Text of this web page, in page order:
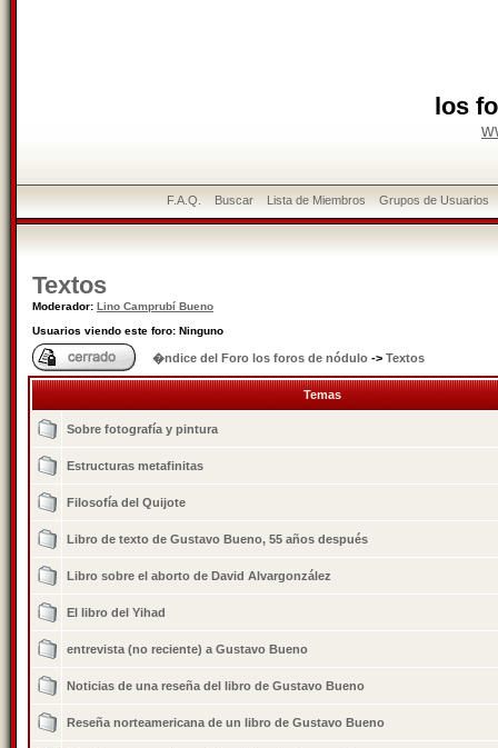
los
F.A.Q. Buscar Lista de Miembros Grupos de Usuarios
Textos
Moderador: Lino Camprubí Bueno
Usuarios viendo este foro: Ninguno
�ndice del Foro los foros de nódulo -> Textos
Temas
Sobre fotografía y pintura
Estructuras metafinitas
Filosofía del Quijote
Libro de texto de Gustavo Bueno, 55 años después
Libro sobre el aborto de David Alvargonzález
El libro del Yihad
entrevista (no reciente) a Gustavo Bueno
Noticias de una reseña del libro de Gustavo Bueno
Reseña norteamericana de un libro de Gustavo Bueno